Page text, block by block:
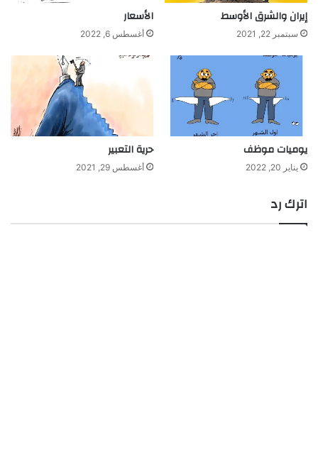
إيران والشرق الأوسط
سبتمبر 22, 2021
الأسعار
أغسطس 6, 2022
يوميات موظف
يناير 20, 2022
حرية التعبير
أغسطس 29, 2021
اترك رد